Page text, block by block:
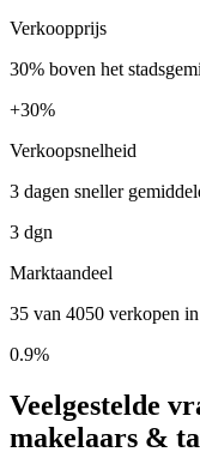
Verkoopprijs
30% boven het
+30%
Verkoopsnelheid
3 dagen sneller
3 dgn
Marktaandeel
35 van 4050 verkopen
0.9%
Veelgestelde
makelaars &